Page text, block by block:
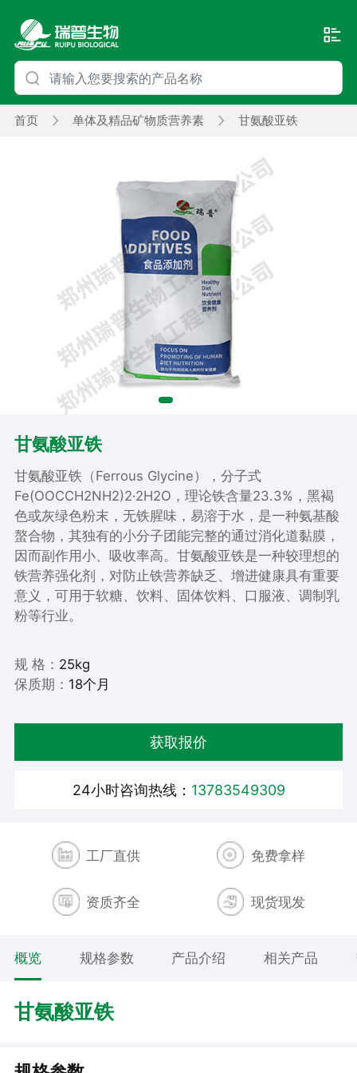
首页 单体及精品矿物质营养素 甘氨酸亚铁
甘氨酸亚铁
甘氨酸亚铁（Ferrous Glycine），分子式
Fe(OOCCH2NH2)2·2H2O，理论铁含量23.3%，黑褐
色或灰绿色粉末，无铁腥味，易溶于水，是一种氨基酸
螯合物，其独有的小分子团能完整的通过消化道黏膜，
因而副作用小、吸收率高。甘氨酸亚铁是一种较理想的
铁营养强化剂，对防止铁营养缺乏、增进健康具有重要
意义，可用于软糖、饮料、固体饮料、口服液、调制乳
粉等行业。
规 格： 25kg
保质期： 18个月
获取报价
24小时咨询热线： 13783549309
工厂直供 免费拿样
资质齐全 现货现发
概览 规格参数 产品介绍 相关产品
甘氨酸亚铁